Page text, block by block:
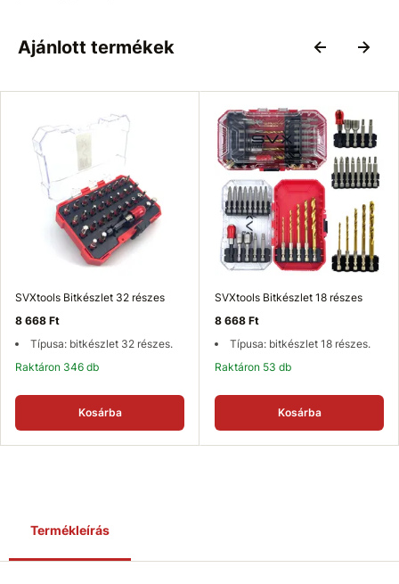
Ajánlott termékek
SVXtools Bitkészlet 32 részes
8 668 Ft
Típusa: bitkészlet 32 részes.
Raktáron 346 db
Kosárba
SVXtools Bitkészlet 18 részes
8 668 Ft
Típusa: bitkészlet 18 részes.
Raktáron 53 db
Kosárba
Termékleírás